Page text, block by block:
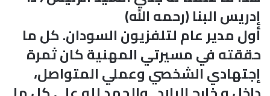
إدريس البنا (رحمه الله)
أول مدير عام لتلفزيون السودان. كل ما
حققته في مسيرتي المهنية كان ثمرة
إجتهادي الشخصي وعملي المتواصل،